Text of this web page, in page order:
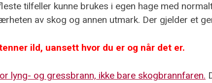
tilfeller kunne brukes i egen hage med
av skog og annen utmark. Der gjelder et
ild, uansett hvor du er og når det er.
lyng- og gressbrann, ikke bare skogbrannfaren.